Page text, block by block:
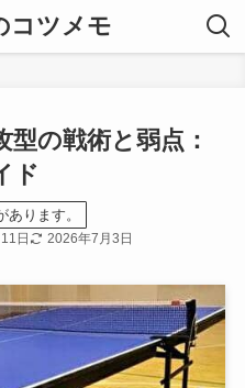
コツメモ
型の戦術と弱点：
ド
ります。
日 2026年7月3日